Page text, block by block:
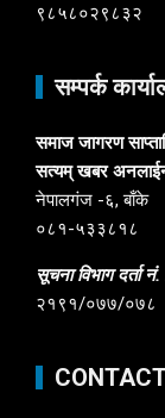
९८५८०२९८३२
सम्पर्क
समाज जागरण
सत्यम् खबर
नेपालगंज -६, बाँके
०८१-५३३८१८
सूचना विभाग दर्ता
२१९१/०७७/०७८